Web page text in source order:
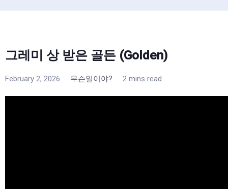
그레미 상 받은 골든 (Golden)
February 2, 2026 무슨일이야? 2 mins read